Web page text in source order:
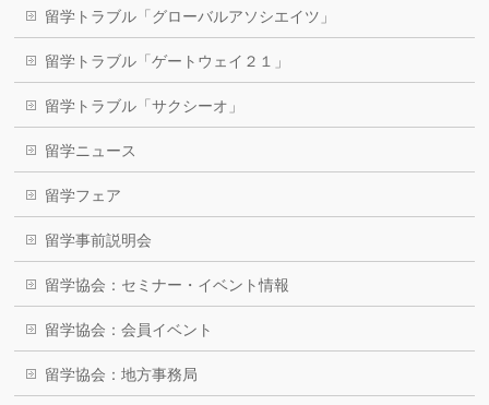
留学トラブル「グローバルアソシエイツ」
留学トラブル「ゲートウェイ２１」
留学トラブル「サクシーオ」
留学ニュース
留学フェア
留学事前説明会
留学協会：セミナー・イベント情報
留学協会：会員イベント
留学協会：地方事務局